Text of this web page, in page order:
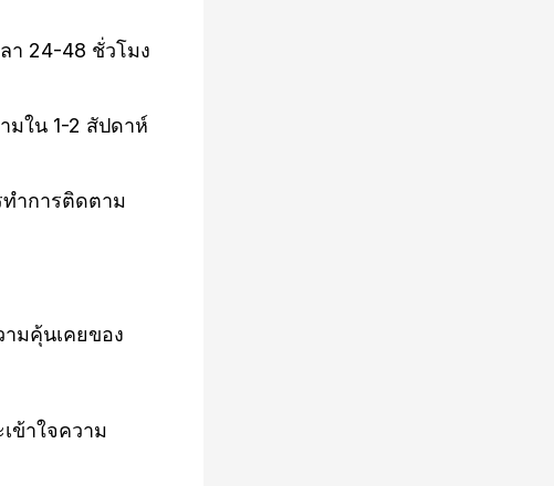
า 24-48 ชั่วโมง
มใน 1-2 สัปดาห์
ำการติดตาม
มคุ้นเคยของ
ข้าใจความ